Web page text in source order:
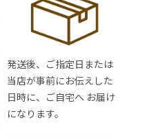
発送後、ご指定日または
当店が事前にお伝えした
日時に、ご自宅へ お届け
になります。